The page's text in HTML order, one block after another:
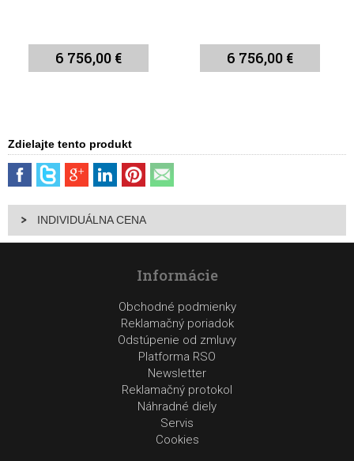
6 756,00 € 6 756,00 €
Zdielajte tento produkt
INDIVIDUÁLNA CENA
Informácie
Obchodné podmienky
Reklamačný poriadok
Odstúpenie od zmluvy
Platforma RSO
Newsletter
Reklamačný protokol
Náhradné diely
Servis
Cookies